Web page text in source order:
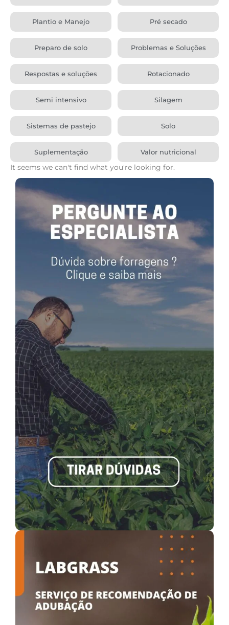
Plantio e Manejo Pré secado
Preparo de solo Problemas e Soluções
Respostas e soluções Rotacionado
Semi intensivo Silagem
Sistemas de pastejo Solo
Suplementação Valor nutricional
It seems we can't find what you're looking for.